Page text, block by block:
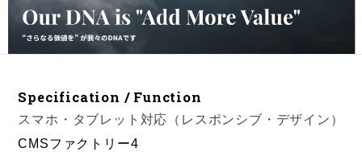
Specification / Function
スマホ・タブレット対応（レスポンシブ・デザイン）
CMSファクトリー4